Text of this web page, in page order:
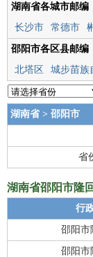
湖南省各城市邮编
长沙市
常德市
邵阳市各区县邮编
北塔区
城步苗族
湖南省> 邵阳市
省
湖南省邵阳市隆
行
邵阳市
邵阳市